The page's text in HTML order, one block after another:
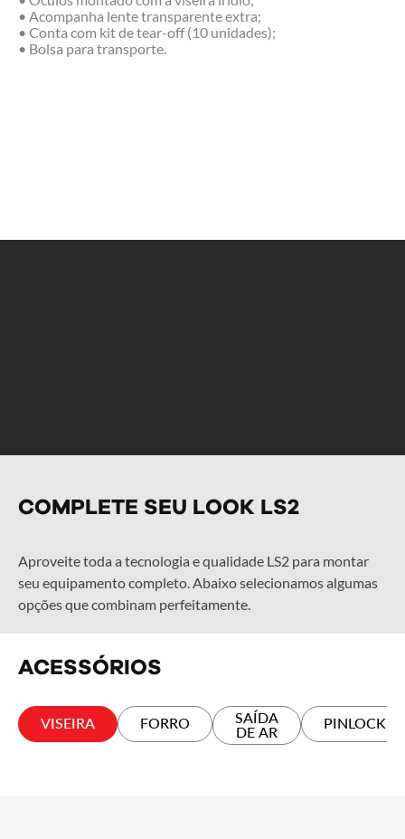
• Acompanha lente transparente extra;
• Conta com kit de tear-off (10 unidades);
• Bolsa para transporte.
COMPLETE SEU LOOK LS2
Aproveite toda a tecnologia e qualidade LS2 para montar
seu equipamento completo. Abaixo selecionamos algumas
opções que combinam perfeitamente.
ACESSÓRIOS
VISEIRA FORRO
SAÍDA
DE AR
PINLOCK